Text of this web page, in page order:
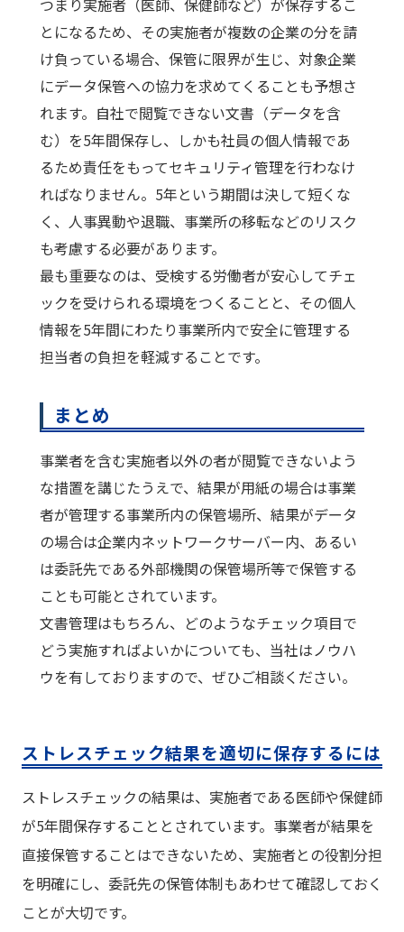
とになるため、その実施者が複数の企業の分を請
け負っている場合、保管に限界が生じ、対象企業
にデータ保管への協力を求めてくることも予想さ
れます。自社で閲覧できない文書（データを含
む）を5年間保存し、しかも社員の個人情報であ
るため責任をもってセキュリティ管理を行わなけ
ればなりません。5年という期間は決して短くな
く、人事異動や退職、事業所の移転などのリスク
も考慮する必要があります。
最も重要なのは、受検する労働者が安心してチェ
ックを受けられる環境をつくることと、その個人
情報を5年間にわたり事業所内で安全に管理する
担当者の負担を軽減することです。
まとめ
事業者を含む実施者以外の者が閲覧できないよう
な措置を講じたうえで、結果が用紙の場合は事業
者が管理する事業所内の保管場所、結果がデータ
の場合は企業内ネットワークサーバー内、あるい
は委託先である外部機関の保管場所等で保管する
ことも可能とされています。
文書管理はもちろん、どのようなチェック項目で
どう実施すればよいかについても、当社はノウハ
ウを有しておりますので、ぜひご相談ください。
ストレスチェック結果を適切に保存するには
ストレスチェックの結果は、実施者である医師や保健師
が5年間保存することとされています。事業者が結果を
直接保管することはできないため、実施者との役割分担
を明確にし、委託先の保管体制もあわせて確認しておく
ことが大切です。